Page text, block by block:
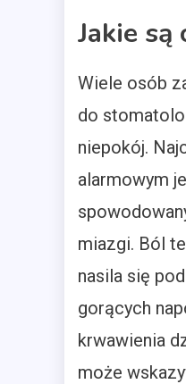
Jakie
Wiele osób
do
niepokój.
alarmowym
miazgi. Ból
nasila się
gorących
krwawienia
może